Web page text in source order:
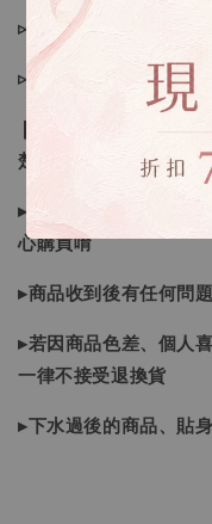
▹現貨商品１～３日內
▹預購商品７～２１日
❙ 本賣場不接受下標
楚）❙
▸商品皆由日本、韓國
心購買唷
▸商品收到後有任何問
▸若因商品色差、個人
一律不接受退換貨
▸下水過後的商品、貼